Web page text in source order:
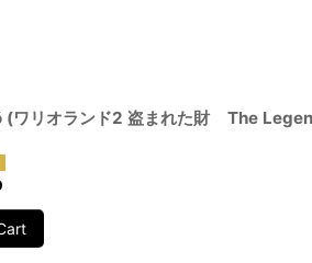
リオランド2 盗まれた財
The